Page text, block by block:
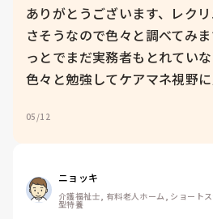
ありがとうございます、レク
さそうなので色々と調べてみ
っとでまだ実務者もとれてい
色々と勉強してケアマネ視野に
05/12
ニョッキ
介護福祉士, 有料老人ホーム, ショート
型特養